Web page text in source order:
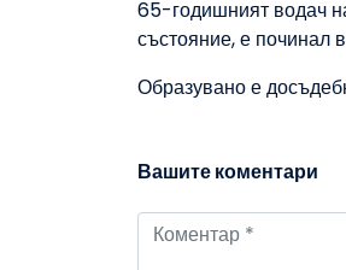
65-годишният водач
състояние, е починал
Образувано е
Вашите коментари